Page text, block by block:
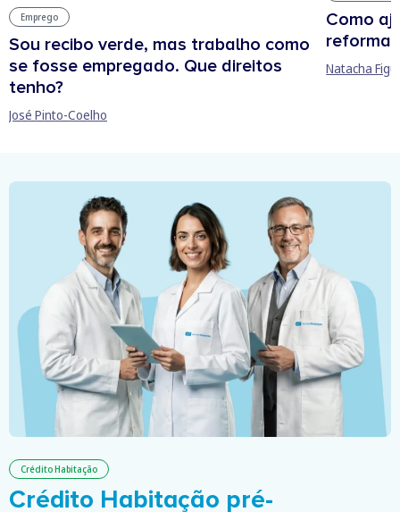
Emprego
Sou recibo verde, mas trabalho como
se fosse empregado. Que direitos
tenho?
José Pinto-Coelho
Como
reforma
Natacha
Crédito Habitação
Crédito Habitação pré-